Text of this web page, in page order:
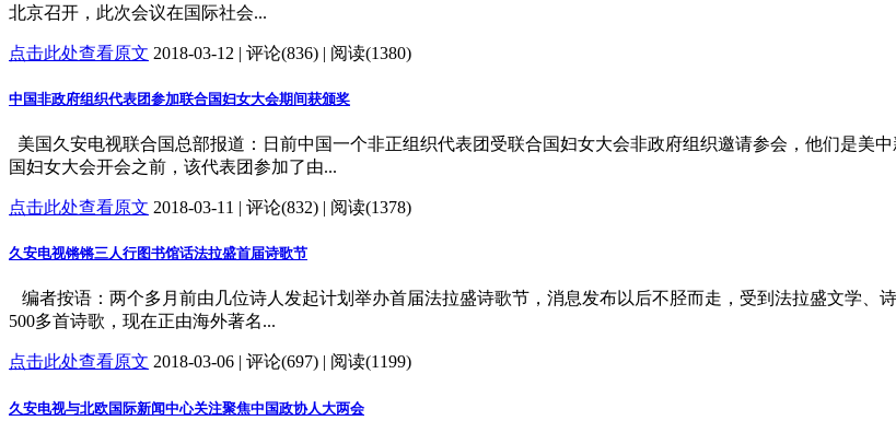
北京召开，此次会议在国际社会...
点击此处查看原文 2018-03-12 | 评论(836) | 阅读(1380)
中国非政府组织代表团参加联合国妇女大会期间获颁奖
美国久安电视联合国总部报道：日前中国一个非正组织代表团受联合国妇女大会非政府组织邀请参会，他们是美
国妇女大会开会之前，该代表团参加了由...
点击此处查看原文 2018-03-11 | 评论(832) | 阅读(1378)
久安电视锵锵三人行图书馆话法拉盛首届诗歌节
编者按语：两个多月前由几位诗人发起计划举办首届法拉盛诗歌节，消息发布以后不胫而走，受到法拉盛文学、
500多首诗歌，现在正由海外著名...
点击此处查看原文 2018-03-06 | 评论(697) | 阅读(1199)
久安电视与北欧国际新闻中心关注聚焦中国政协人大两会